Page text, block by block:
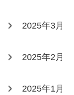
2025年3月
2025年2月
2025年1月